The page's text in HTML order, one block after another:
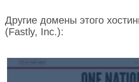
Другие домены этого
(Fastly, Inc.):